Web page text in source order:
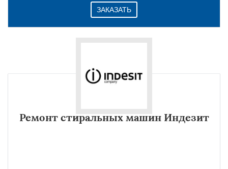
ЗАКАЗАТЬ
Ремонт стиральных машин Индезит